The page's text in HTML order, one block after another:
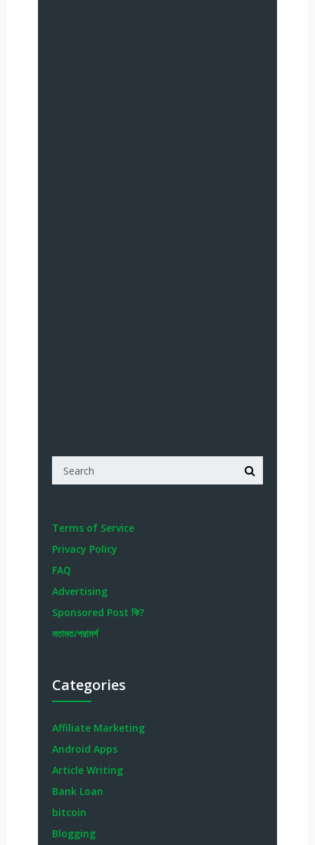
Terms of Service
Privacy Policy
FAQ
Advertising
Sponsored Post কি?
মতামত/পরামর্শ
Categories
Affiliate Marketing
Android Apps
Article Writing
Bank Loan
bitcoin
Blogging